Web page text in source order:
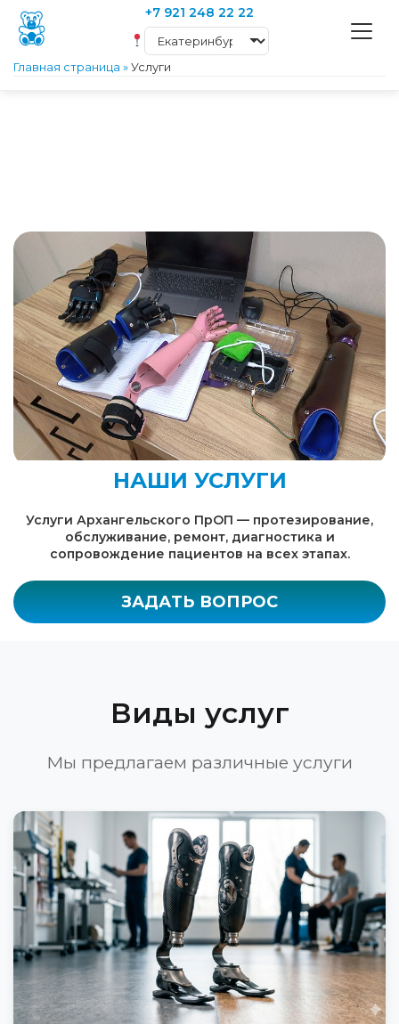
+7 921 248 22 22
Главная страница »Услуги
НАШИ УСЛУГИ
Услуги Архангельского ПрОП — протезирование,
обслуживание, ремонт, диагностика и
сопровождение пациентов на всех этапах.
ЗАДАТЬ ВОПРОС
Виды услуг
Мы предлагаем различные услуги